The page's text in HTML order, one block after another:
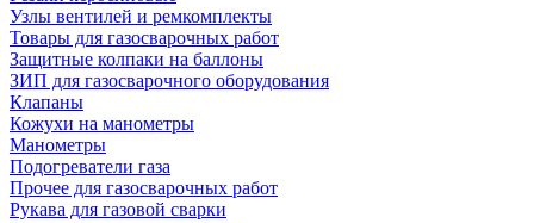
Узлы вентилей и ремкомплекты
Товары для газосварочных работ
Защитные колпаки на баллоны
ЗИП для газосварочного оборудования
Клапаны
Кожухи на манометры
Манометры
Подогреватели газа
Прочее для газосварочных работ
Рукава для газовой сварки